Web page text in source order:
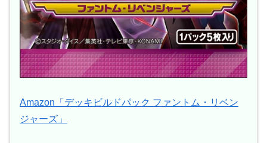
Amazon「デッキビルドパック ファントム・リベン
ジャーズ」